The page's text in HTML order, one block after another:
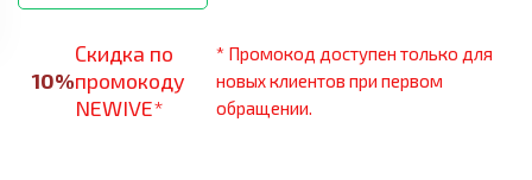
10%
Скидка по
промокоду
NEWIVE*
* Промокод доступен только для
новых клиентов при первом
обращении.